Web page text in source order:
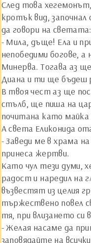
След това
кротък вид,
да говори на светата:
- Мила, дъще! Ела и
непобедими богове, а
Минерва. Тогава аз
Диана и ти ще бъдеш
В твоя чест аз ще
стълб, ще пиша на
почитана като майка
А света Еликонида
- Заведи ме в храма
принеса жертви.
Като чул тези думи,
радост и наредил на
възвестят из целия
тържествено повел
тя, при влизането си
- Желая насаме да
заповядайте на